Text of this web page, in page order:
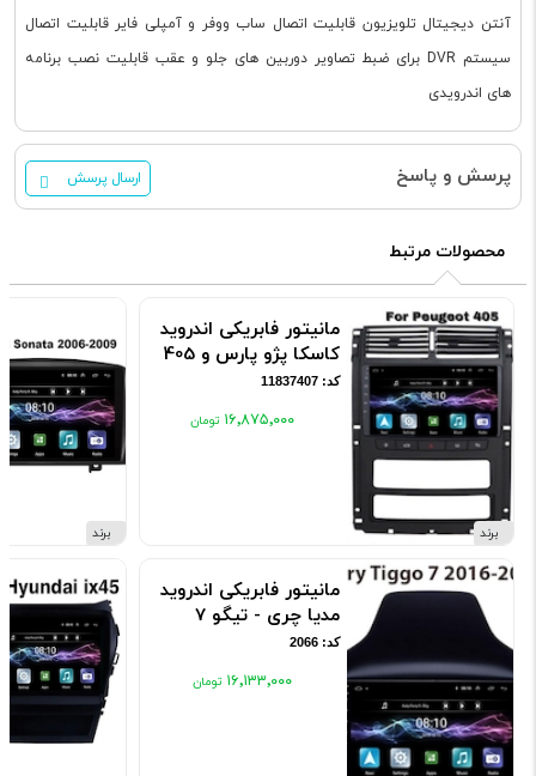
آنتن دیجیتال تلویزیون قابلیت اتصال ساب ووفر و آمپلی فایر قابلیت اتصال
سیستم DVR برای ضبط تصاویر دوربین های جلو و عقب قابلیت نصب برنامه
های اندرویدی
پرسش و پاسخ ارسال پرسش
محصولات مرتبط
برند
مانیتور فابریکی اندروید
کاسکا پژو پارس و 405
کد: 11837407
۱۶٬۸۷۵٬۰۰۰
مانیتور فابریکی اندروید
مدیا چری - تیگو 7
کد: 2066
۱۶٬۱۳۳٬۰۰۰
برند